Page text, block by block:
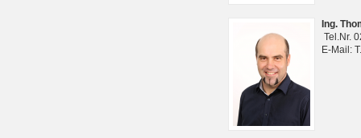
Ing.
Tel.Nr.
E-Mail: